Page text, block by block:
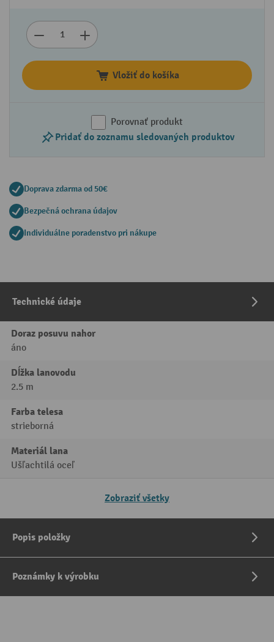
Vložiť do košíka
Porovnať produkt
Pridať do zoznamu sledovaných produktov
Doprava zdarma od 50€
Bezpečná ochrana údajov
Individuálne poradenstvo pri nákupe
Technické údaje
Doraz posuvu nahor
áno
Dĺžka lanovodu
2.5 m
Farba telesa
strieborná
Materiál lana
Ušľachtilá oceľ
Zobraziť všetky
Popis položky
Poznámky k výrobku